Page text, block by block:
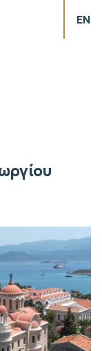
EN